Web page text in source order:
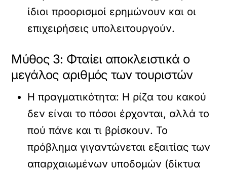
ίδιοι προορισμοί ερημώνουν και οι
επιχειρήσεις υπολειτουργούν.
Μύθος 3: Φταίει αποκλειστικά ο
μεγάλος αριθμός των τουριστών
Η πραγματικότητα: Η ρίζα του κακού
δεν είναι το πόσοι έρχονται, αλλά το
πού πάνε καιτι βρίσκουν. Το
πρόβλημα γιγαντώνεται εξαιτίας των
απαρχαιωμένων υποδομών (δίκτυα